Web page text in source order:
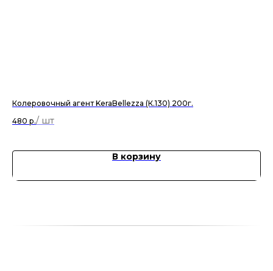
Колеровочный агент KeraBellezza (К.130) 200г.
480 р.
В корзину